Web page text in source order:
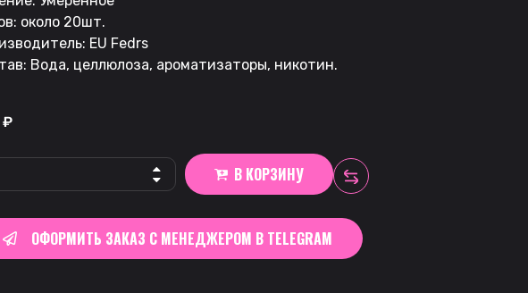
около 20шт.
EU Fedrs
Вода, целлюлоза, ароматизаторы, никотин.
₽
В КОРЗИНУ
ОФОРМИТЬ ЗАКАЗ С МЕНЕДЖЕРОМ В TELEGRAM